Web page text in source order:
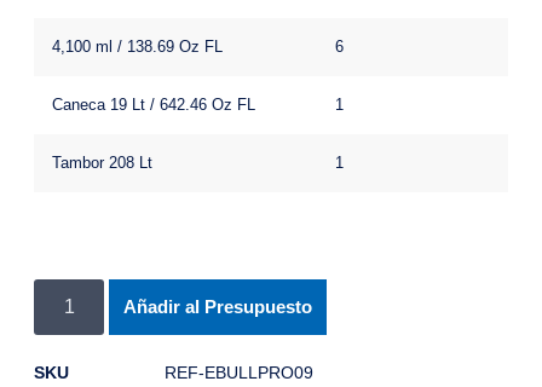
4,100 ml / 138.69 Oz FL 6
Caneca 19 Lt / 642.46 Oz FL 1
Tambor 208 Lt 1
Añadir al Presupuesto
SKU
REF-EBULLPRO09